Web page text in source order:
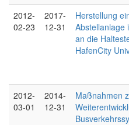
2012-
02-23
2017-
12-31
Herstellung
Abstellanlage
an die
HafenCity
2012-
03-01
2014-
12-31
Maßnahmen